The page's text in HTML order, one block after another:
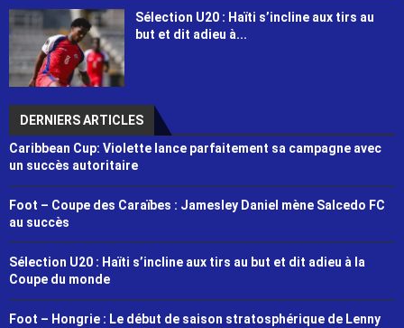
Sélection U20 : Haïti s’incline aux tirs au
but et dit adieu à...
DERNIERS ARTICLES
Caribbean Cup: Violette lance parfaitement sa campagne avec
un succès autoritaire
Foot – Coupe des Caraïbes : Jamesley Daniel mène Salcedo FC
au succès
Sélection U20 : Haïti s’incline aux tirs au but et dit adieu à la
Coupe du monde
Foot – Hongrie : Le début de saison stratosphérique de Lenny